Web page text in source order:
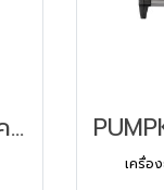
PUMPKIN J-series เครื่องยิงตะปู J-F30A50230 (50230)
เครื่อ